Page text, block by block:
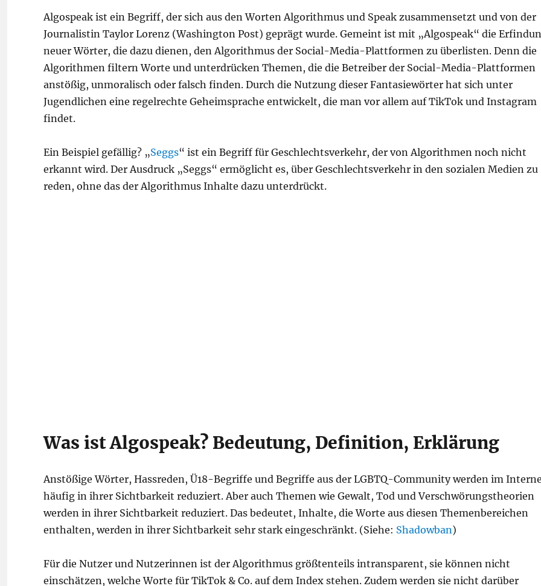
Algospeak ist ein Begriff, der sich aus den Worten Algorithmus und Speak zusammensetzt und von der
Journalistin Taylor Lorenz (Washington Post) geprägt wurde. Gemeint ist mit „Algospeak“ die
neuer Wörter, die dazu dienen, den Algorithmus der Social-Media-Plattformen zu überlisten. Denn die
Algorithmen filtern Worte und unterdrücken Themen, die die Betreiber der Social-Media-Plattformen
anstößig, unmoralisch oder falsch finden. Durch die Nutzung dieser Fantasiewörter hat sich unter
Jugendlichen eine regelrechte Geheimsprache entwickelt, die man vor allem auf TikTok und Instagram
findet.
Ein Beispiel gefällig? „Seggs“ ist ein Begriff für Geschlechtsverkehr, der von Algorithmen noch nicht
erkannt wird. Der Ausdruck „Seggs“ ermöglicht es, über Geschlechtsverkehr in den sozialen Medien zu
reden, ohne das der Algorithmus Inhalte dazu unterdrückt.
Was ist Algospeak? Bedeutung, Definition, Erklärung
Anstößige Wörter, Hassreden, Ü18-Begriffe und Begriffe aus der LGBTQ-Community werden im
häufig in ihrer Sichtbarkeit reduziert. Aber auch Themen wie Gewalt, Tod und Verschwörungstheorien
werden in ihrer Sichtbarkeit reduziert. Das bedeutet, Inhalte, die Worte aus diesen Themenbereichen
enthalten, werden in ihrer Sichtbarkeit sehr stark eingeschränkt. (Siehe: Shadowban)
Für die Nutzer und Nutzerinnen ist der Algorithmus größtenteils intransparent, sie können nicht
einschätzen, welche Worte für TikTok & Co. auf dem Index stehen. Zudem werden sie nicht darüber